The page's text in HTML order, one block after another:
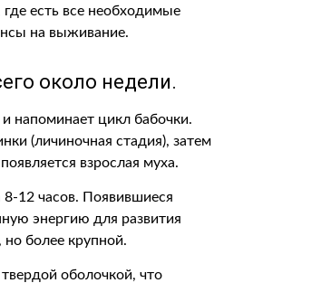
есть все необходимые
на выживание.
около недели.
напоминает цикл бабочки.
(личиночная стадия), затем
взрослая муха.
8-12 часов. Появившиеся
энергию для развития
более крупной.
оболочкой, что